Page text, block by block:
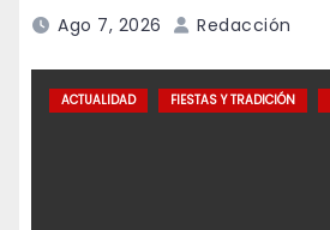
Ago 7, 2026 Redacción
ACTUALIDAD FIESTAS Y TRADICIÓN